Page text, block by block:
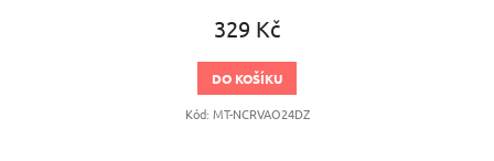
329 Kč
DO KOŠÍKU
Kód: MT-NCRVAO24DZ